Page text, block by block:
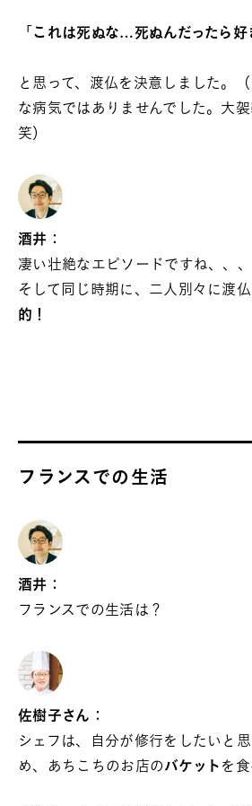
「 これは死ぬな…死ぬんだったら
と思って、渡仏を決意しました。
な病気ではありませんでした。大
笑）
酒井：
凄い壮絶なエピソードですね、、、
そして同じ時期に、二人別々に渡
的！
フランスでの生活
酒井：
フランスでの生活は？
佐樹子さん：
シェフは、自分が修行をしたいと
め、あちこちのお店のバケット を食